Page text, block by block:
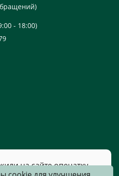
- 18:00)
на сайте опечатку